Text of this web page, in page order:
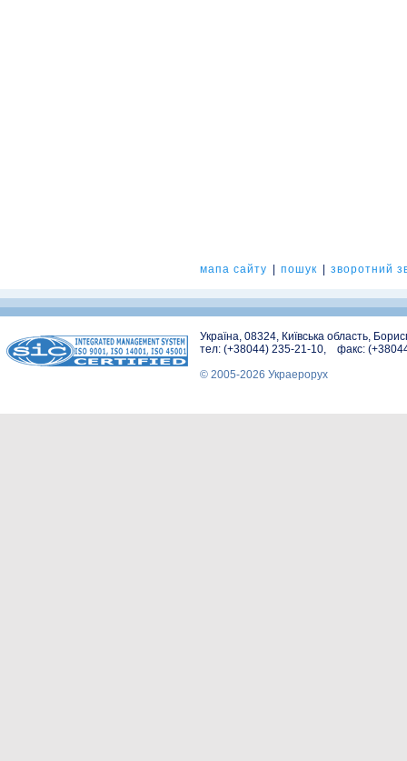
мапа сайту пошук зворотний
Україна, 08324, Київська область,
тел: (+38044) 235-21-10, факс:
© 2005-2026 Украерорух